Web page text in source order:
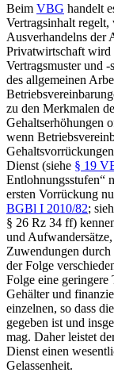
Beim VBG handelt
Vertragsinhalt
Ausverhandelns der
Privatwirtschaft wird
Vertragsmuster und
des allgemeinen
zu den Merkmalen
Gehaltserhöhungen
wenn
Dienst (siehe § 19
Entlohnungsstufen“
ersten Vorrückung
BGBl I 2010/82;
§ 26 Rz 34 ff)
und
Zuwendungen
der Folge
Folge eine geringere
Gehälter und
einzelnen, so dass
gegeben ist und
mag. Daher leistet
Dienst einen
Gelassenheit.